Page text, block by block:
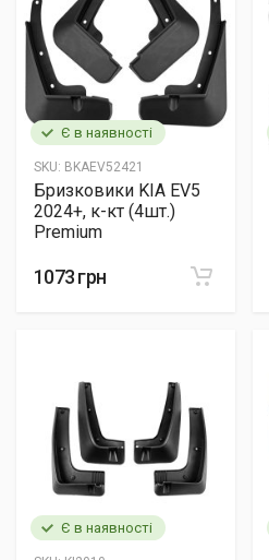
Є в наявності
SKU: BKAEV52421
Бризковики KIA EV5
2024+, к-кт (4шт.)
Premium
1073 грн
Є в наявності